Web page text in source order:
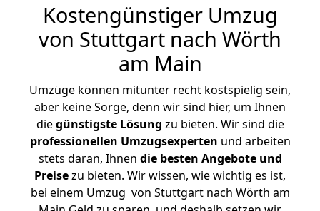
Kostengünstiger Umzug
von Stuttgart nach Wörth
am Main
Umzüge können mitunter recht kostspielig sein,
aber keine Sorge, denn wir sind hier, um Ihnen
diegünstigste Lösung zu bieten. Wir sind die
professionellen Umzugsexperten und arbeiten
stets daran, Ihnen die besten Angebote und
Preisezu bieten. Wir wissen, wie wichtig es ist,
bei einem Umzug von Stuttgart nach Wörth am